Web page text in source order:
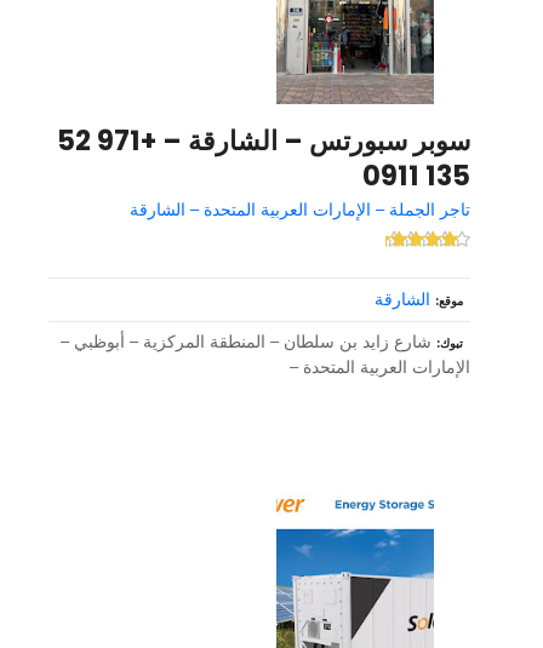
سوبر سبورتس – الشارقة – +971 52
135 0911
تاجر الجملة – الإمارات العربية المتحدة – الشارقة
موقع الشارقة
تبوك
شارع زايد بن سلطان – المنطقة المركزية – أبوظبي –
الإمارات العربية المتحدة –